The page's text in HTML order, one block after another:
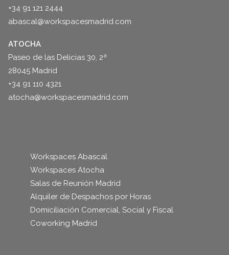
+34 91 121 2444
abascal@workspacesmadrid.com
ATOCHA
Paseo de las Delicias 30, 2ª
28045 Madrid
+34 91 110 4321
atocha@workspacesmadrid.com
Workspaces Abascal
Workspaces Atocha
Salas de Reunión Madrid
Alquiler de Despachos por Horas
Domiciliación Comercial, Social y Fiscal
Coworking Madrid